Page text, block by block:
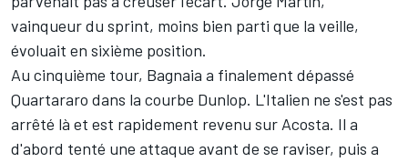
vainqueur du sprint, moins bien parti que la veille,
évoluait en sixième position.
Au cinquième tour, Bagnaia a finalement dépassé
Quartararo dans la courbe Dunlop. L'Italien ne s'est pas
arrêté là et est rapidement revenu sur Acosta. Il a
d'abord tenté une attaque avant de se raviser, puis a